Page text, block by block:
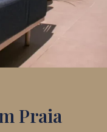
Praia